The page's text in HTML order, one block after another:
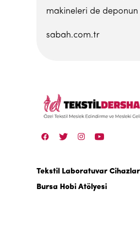
makineleri de deponun
sabah.com.tr
Tekstil Laboratuvar
Bursa Hobi Atölyesi